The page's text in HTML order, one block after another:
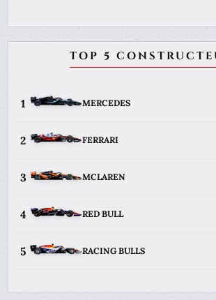
TOP 5
1 MERCEDES
2 FERRARI
3 MCLAREN
4 RED BULL
5 RACING BULLS